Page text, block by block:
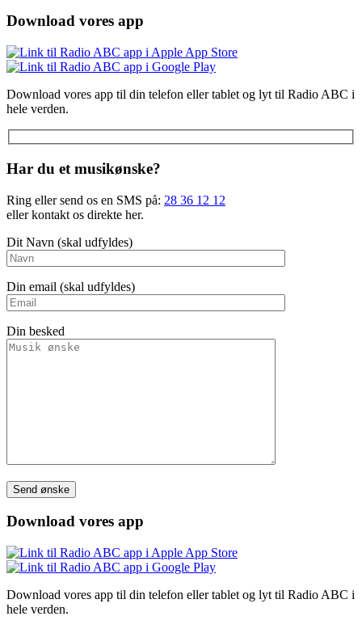
Download vores app
Download vores app til din telefon eller tablet og lyt til Radio ABC i
hele verden.
Har du et musikønske?
Ring eller send os en SMS på: 28 36 12 12
eller kontakt os direkte her.
Dit Navn (skal udfyldes)
Din email (skal udfyldes)
Din besked
Please leave this field empty.
Download vores app
Download vores app til din telefon eller tablet og lyt til Radio ABC i
hele verden.